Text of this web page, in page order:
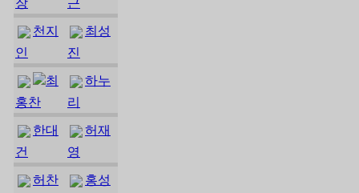
천지
인
최성
진
최
홍찬
하누
리
한대
건
허재
영
허찬
홍성